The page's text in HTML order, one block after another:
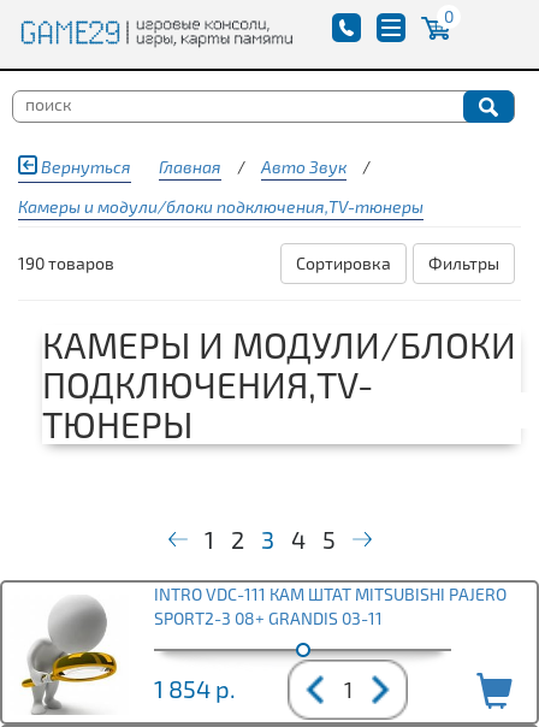
0
Вернуться Главная / Авто Звук
/
Камеры и модули/блоки подключения,TV-тюнеры
190 товаров Фильтры
Сортировка
КАМЕРЫ И МОДУЛИ/БЛОКИ
ПОДКЛЮЧЕНИЯ,TV-
ТЮНЕРЫ
1 2 3 4 5
INTRO VDC-111 КАМ ШТАТ MITSUBISHI PAJERO
SPORT2-3 08+ GRANDIS 03-11
1 854 р.